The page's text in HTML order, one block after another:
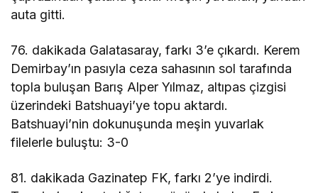
auta gitti.
76. dakikada Galatasaray, farkı 3’e çıkardı. Kerem
Demirbay’ın pasıyla ceza sahasının sol tarafında
topla buluşan Barış Alper Yılmaz, altıpas çizgisi
üzerindeki Batshuayi’ye topu aktardı.
Batshuayi’nin dokunuşunda meşin yuvarlak
filelerle buluştu: 3-0
81. dakikada Gazinatep FK, farkı 2’ye indirdi.